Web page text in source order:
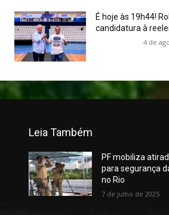
É hoje às 19h44!
candidatura à
4 de
Leia Também
PF mobiliza
para segurança
no Rio
7 de julho de 2025